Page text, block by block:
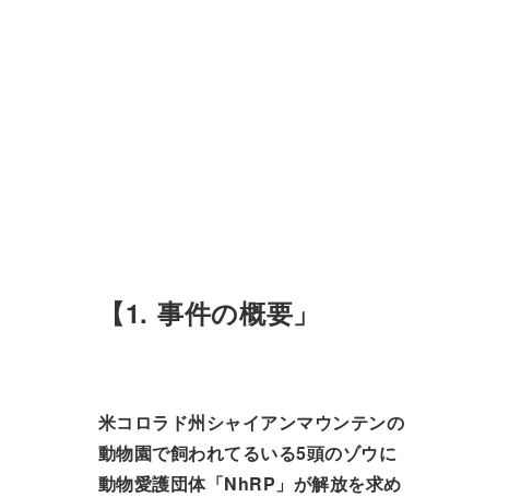
【1. 事件の概要」
米コロラド州シャイアンマウンテンの
動物園で飼われてるいる5頭のゾウに
動物愛護団体「NhRP」が解放を求め